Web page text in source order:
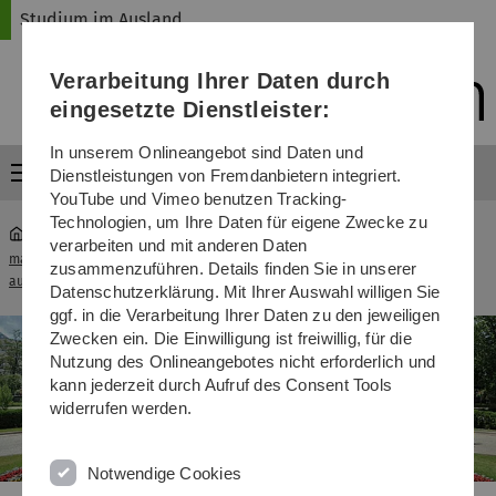
Direkt
Direkt
Direkt
(Sprache,
Drucken,
Media)
Direkt
Direkt
Studium im Ausland
Menü
mawi-
ausland
...
Verarbeitung Ihrer Daten durch
eingesetzte Dienstleister:
In unserem Onlineangebot sind Daten und
Dienstleistungen von Fremdanbietern integriert.
YouTube und Vimeo benutzen Tracking-
Technologien, um Ihre Daten für eigene Zwecke zu
verarbeiten und mit anderen Daten
zusammenzuführen. Details finden Sie in unserer
Datenschutzerklärung. Mit Ihrer Auswahl willigen Sie
ggf. in die Verarbeitung Ihrer Daten zu den jeweiligen
Zwecken ein. Die Einwilligung ist freiwillig, für die
Nutzung des Onlineangebotes nicht erforderlich und
kann jederzeit durch Aufruf des Consent Tools
widerrufen werden.
Notwendige Cookies